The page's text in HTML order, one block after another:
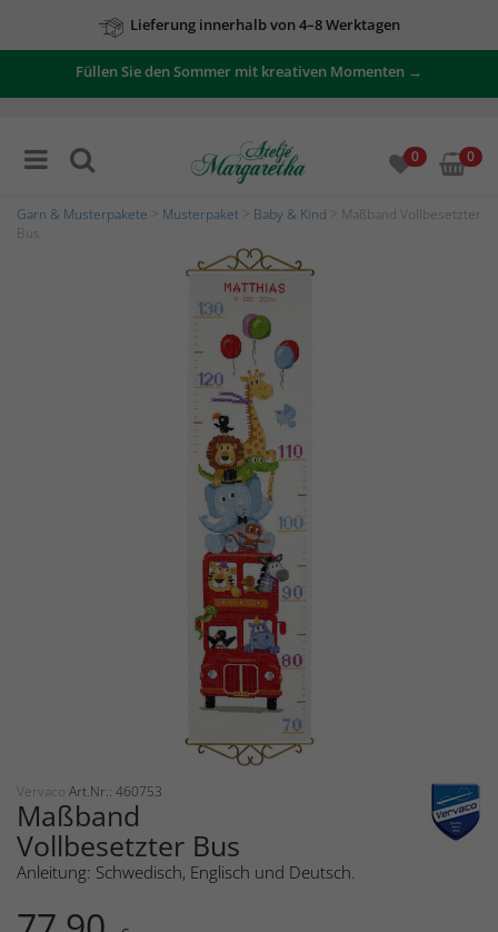
Lieferung innerhalb von 4–8 Werktagen
Füllen Sie den Sommer mit kreativen Momenten →
0 0
Garn & Musterpakete Musterpaket Baby & Kind > Maßband Vollbesetzter
Bus
Vervaco Art.Nr.: 460753
Maßband
Vollbesetzter Bus
Anleitung: Schwedisch, Englisch und Deutsch.